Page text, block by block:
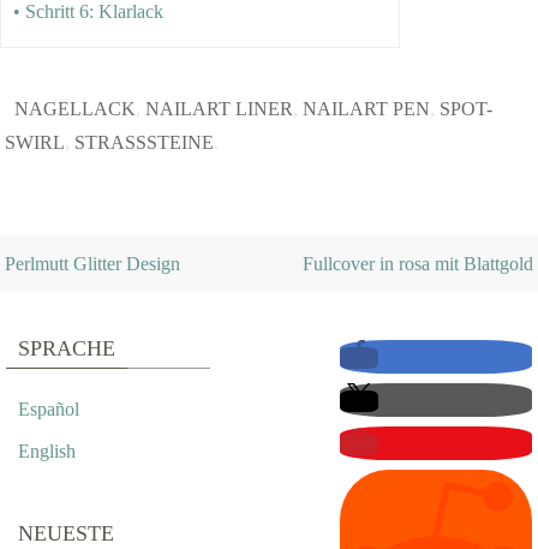
• Schritt 6: Klarlack
NAGELLACK, NAILART LINER, NAILART PEN, SPOT-
SWIRL, STRASSSTEINE
Perlmutt Glitter Design Fullcover in rosa mit Blattgold
SPRACHE
Español
English
NEUESTE